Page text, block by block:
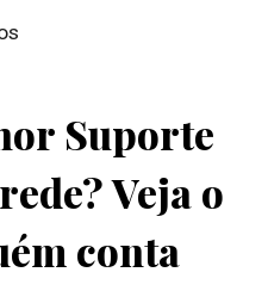
Suporte
Veja o
conta